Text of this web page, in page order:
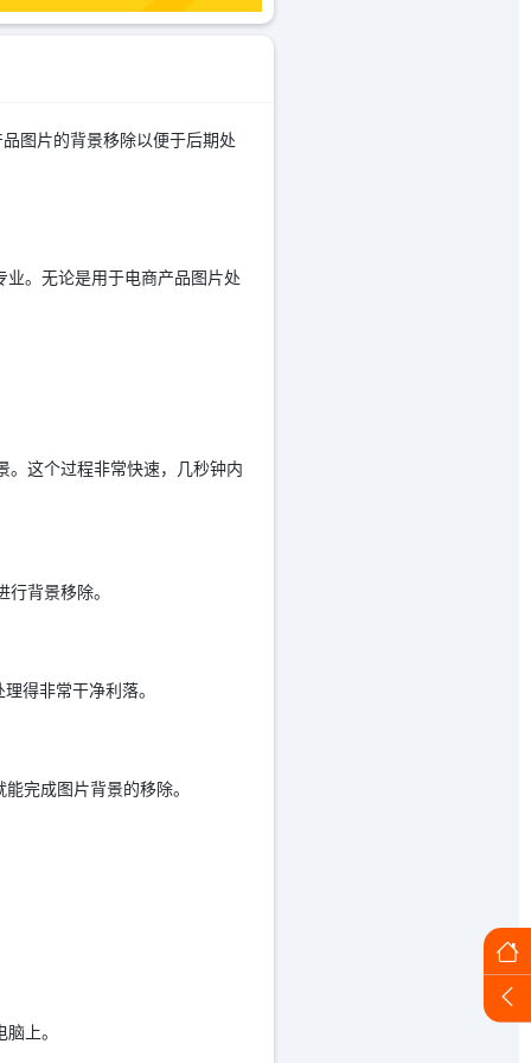
图片的背景移除以便于后期处
。无论是用于电商产品图片处
。这个过程非常快速，几秒钟内
背景移除。
得非常干净利落。
完成图片背景的移除。
上。